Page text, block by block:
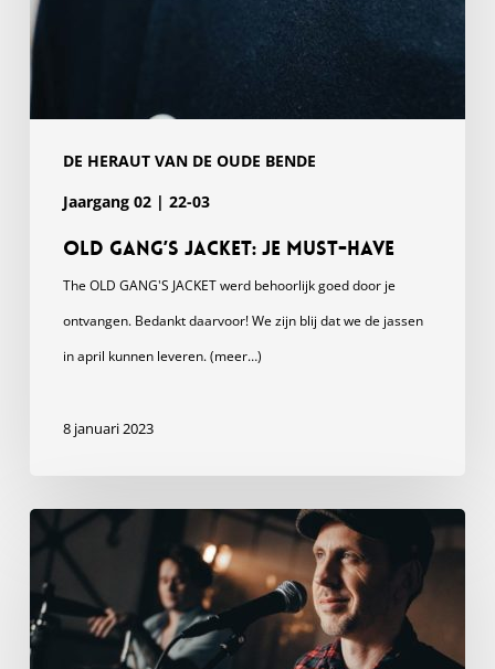
DE HERAUT VAN DE OUDE BENDE
Jaargang 02 | 22-03
OLD GANG’S JACKET: Je must-have
The OLD GANG'S JACKET werd behoorlijk goed door je
ontvangen. Bedankt daarvoor! We zijn blij dat we de jassen
in april kunnen leveren. (meer…)
8 januari 2023
Hey
Old
Gang,
Tom